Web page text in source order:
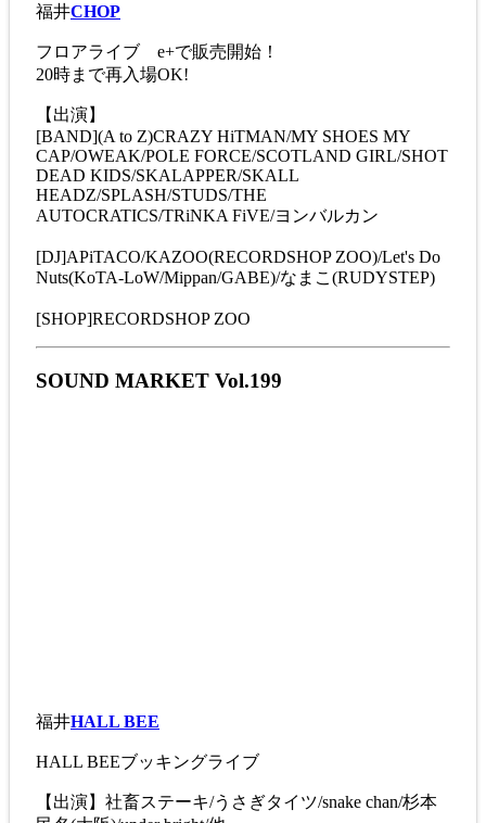
福井CHOP
フロアライブ e+で販売開始！
20時まで再入場OK!
【出演】
[BAND](A to Z)CRAZY HiTMAN/MY SHOES MY
CAP/OWEAK/POLE FORCE/SCOTLAND GIRL/SHOT
DEAD KIDS/SKALAPPER/SKALL
HEADZ/SPLASH/STUDS/THE
AUTOCRATICS/TRiNKA FiVE/ヨンバルカン
[DJ]APiTACO/KAZOO(RECORDSHOP ZOO)/Let's Do
Nuts(KoTA-LoW/Mippan/GABE)/なまこ(RUDYSTEP)
[SHOP]RECORDSHOP ZOO
SOUND MARKET Vol.199
福井HALL BEE
HALL BEEブッキングライブ
【出演】社畜ステーキ/うさぎタイツ/snake chan/杉本